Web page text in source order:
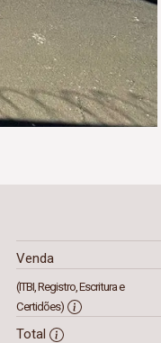
Venda
(ITBI, Registro, Escritura e
Certidões)
Total